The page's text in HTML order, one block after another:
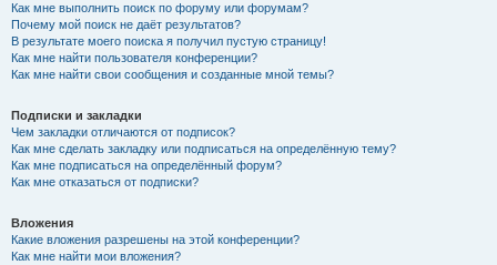
Как мне выполнить поиск по форуму или форумам?
Почему мой поиск не даёт результатов?
В результате моего поиска я получил пустую страницу!
Как мне найти пользователя конференции?
Как мне найти свои сообщения и созданные мной темы?
Подписки и закладки
Чем закладки отличаются от подписок?
Как мне сделать закладку или подписаться на определённую тему?
Как мне подписаться на определённый форум?
Как мне отказаться от подписки?
Вложения
Какие вложения разрешены на этой конференции?
Как мне найти мои вложения?